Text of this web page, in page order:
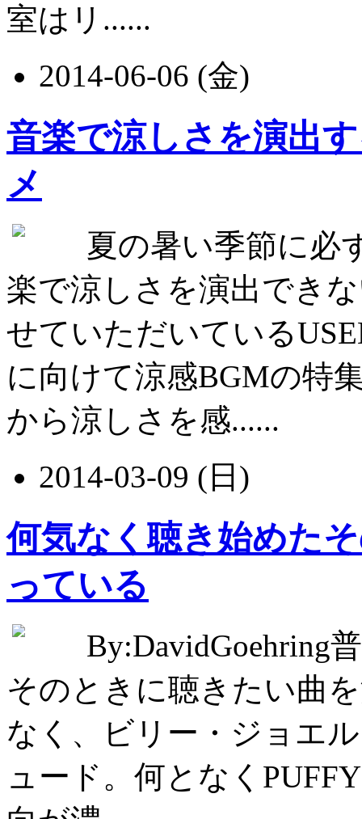
室はリ......
2014-06-06 (金)
音楽で涼しさを演出
メ
夏の暑い季節に必
楽で涼しさを演出でき
せていただいている
に向けて涼感BGMの特
から涼しさを感......
2014-03-09 (日)
何気なく聴き始めた
っている
By:DavidGoehring
そのときに聴きたい曲
なく、ビリー・ジョエ
ュード。何となく